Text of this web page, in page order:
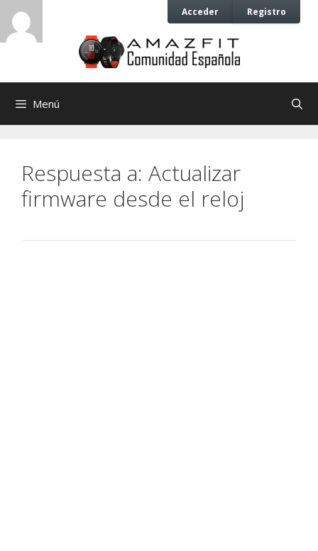
Saltar
contenido
Acceder Registro
Saltar
contenido
Menú
Respuesta a: Actualizar
firmware desde el reloj